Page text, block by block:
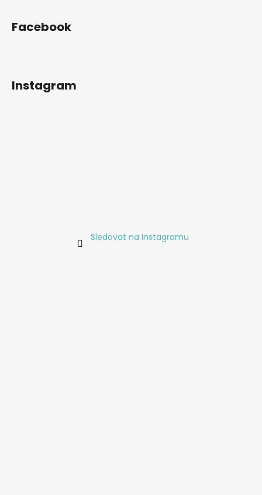
Facebook
Instagram
Sledovat na Instagramu